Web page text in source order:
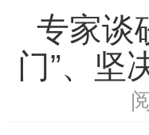
专家谈
门”、坚